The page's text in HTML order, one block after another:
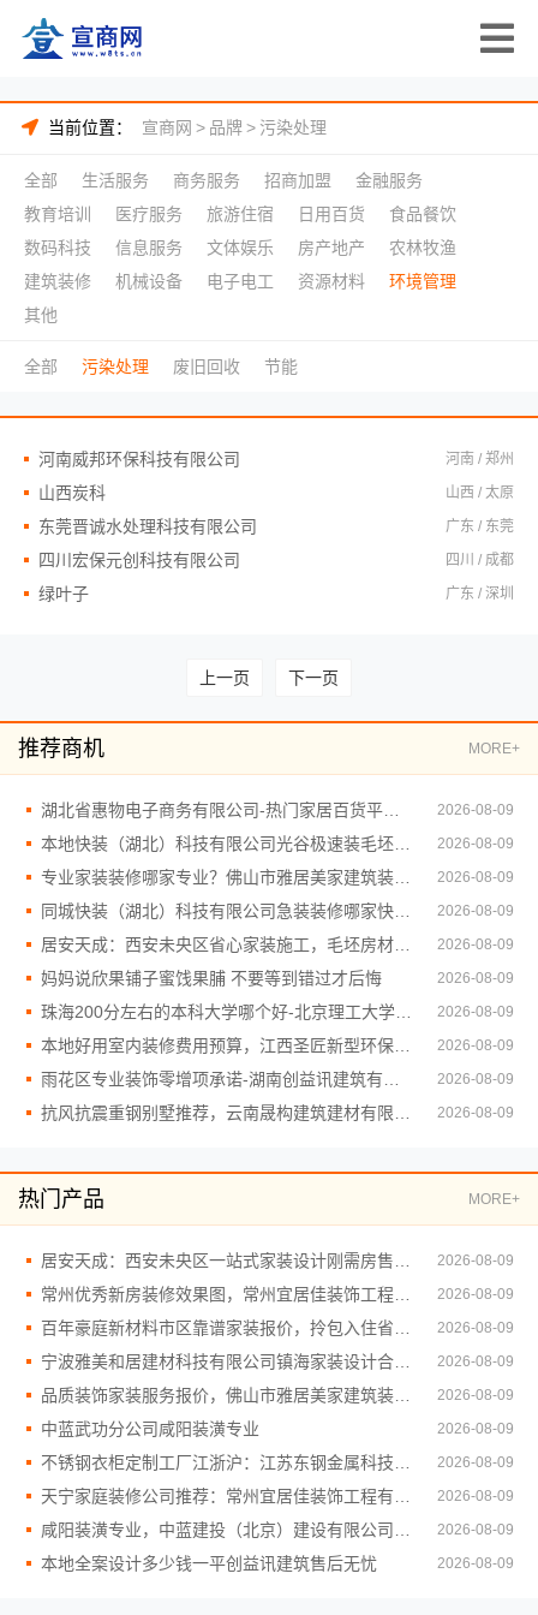
当前位置： 宣商网 > 品牌> 污染处理
全部 生活服务 商务服务 招商加盟
金融服务
教育培训
医疗服务 旅游住宿 日用百货
食品餐饮
数码科技
信息服务 文体娱乐 房产地产
农林牧渔
建筑装修
机械设备 电子电工 资源材料
环境管理
其他
全部 污染处理 废旧回收 节能
河南威邦环保科技有限公司 河南 / 郑州
山西炭科 山西 / 太原
东莞晋诚水处理科技有限公司 广东 / 东莞
四川宏保元创科技有限公司 四川 / 成都
绿叶子 广东 / 深圳
上一页 下一页
推荐商机 MORE+
2026-08-09
2026-08-09
2026-08-09
2026-08-09
2026-08-09
妈妈说欣果铺子蜜饯果脯 不要等到错过才后悔 2026-08-09
2026-08-09
2026-08-09
2026-08-09
2026-08-09
热门产品 MORE+
2026-08-09
2026-08-09
2026-08-09
2026-08-09
2026-08-09
中蓝武功分公司咸阳装潢专业 2026-08-09
2026-08-09
2026-08-09
2026-08-09
本地全案设计多少钱一平创益讯建筑售后无忧 2026-08-09